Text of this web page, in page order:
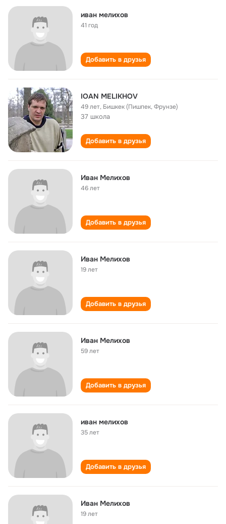
иван мелихов
41 год
Добавить в друзья
IOAN MELIKHOV
49 лет, Бишкек (Пишпек, Фрунзе)
37 школа
Добавить в друзья
Иван Мелихов
46 лет
Добавить в друзья
Иван Мелихов
19 лет
Добавить в друзья
Иван Мелихов
59 лет
Добавить в друзья
иван мелихов
35 лет
Добавить в друзья
Иван Мелихов
19 лет